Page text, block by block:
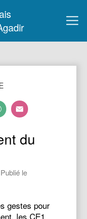
du
le
gestes pour
les CE1